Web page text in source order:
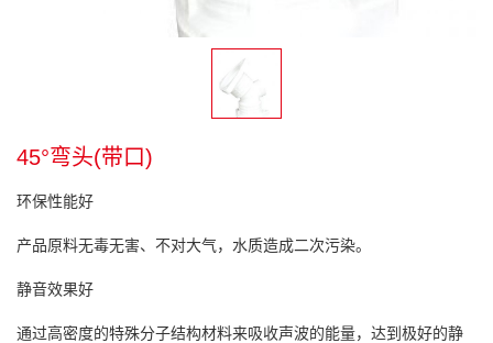
45°弯头(带口)
环保性能好
产品原料无毒无害、不对大气，水质造成二次污染。
静音效果好
通过高密度的特殊分子结构材料来吸收声波的能量，达到极好的静